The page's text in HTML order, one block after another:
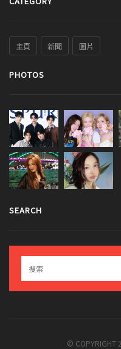
主頁 新聞 圖片
PHOTOS
SEARCH
©